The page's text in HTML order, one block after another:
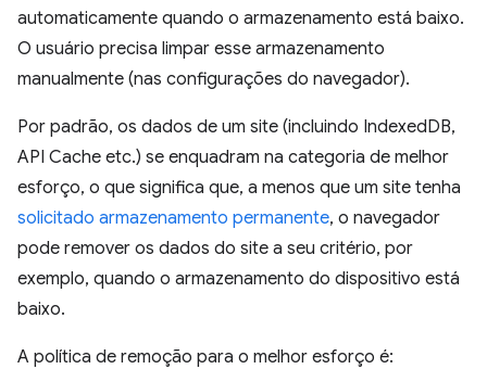
automaticamente quando o armazenamento está baixo.
O usuário precisa limpar esse armazenamento
manualmente (nas configurações do navegador).
Por padrão, os dados de um site (incluindo IndexedDB,
API Cache etc.) se enquadram na categoria de melhor
esforço, o que significa que, a menos que um site tenha
solicitado armazenamento permanente, o navegador
pode remover os dados do site a seu critério, por
exemplo, quando o armazenamento do dispositivo está
baixo.
A política de remoção para o melhor esforço é: